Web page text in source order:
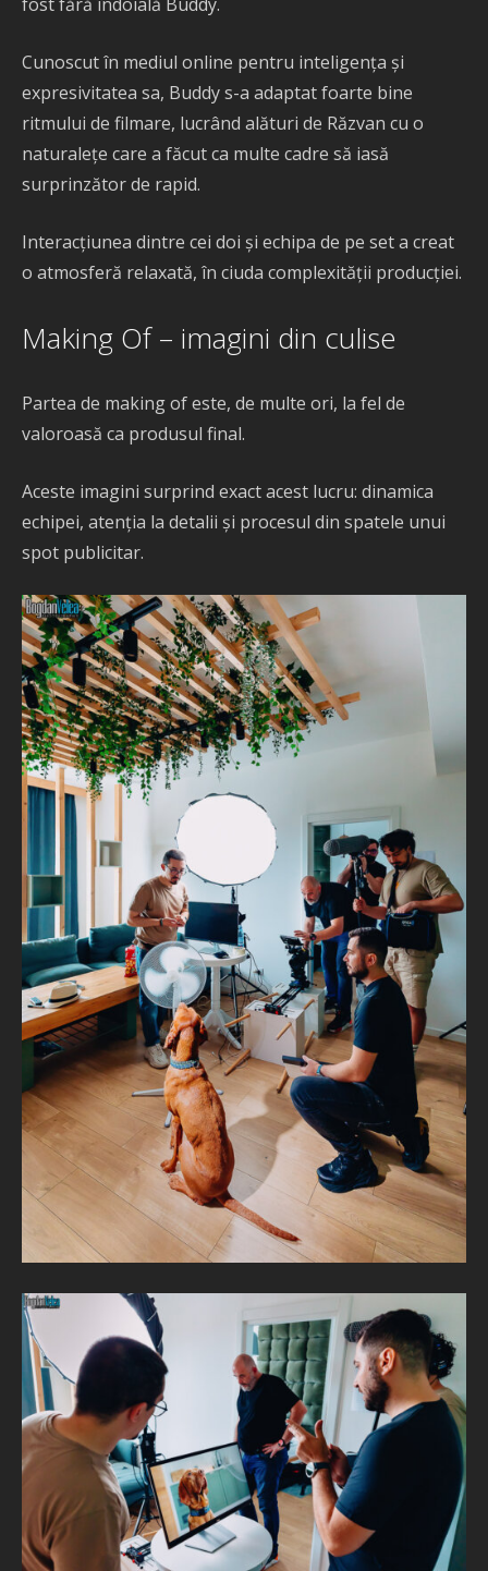
Cunoscut în mediul online pentru inteligența și
expresivitatea sa, Buddy s-a adaptat foarte bine
ritmului de filmare, lucrând alături de Răzvan cu o
naturalețe care a făcut ca multe cadre să iasă
surprinzător de rapid.
Interacțiunea dintre cei doi și echipa de pe set a creat
o atmosferă relaxată, în ciuda complexității producției.
Making Of – imagini din culise
Partea de making of este, de multe ori, la fel de
valoroasă ca produsul final.
Aceste imagini surprind exact acest lucru: dinamica
echipei, atenția la detalii și procesul din spatele unui
spot publicitar.